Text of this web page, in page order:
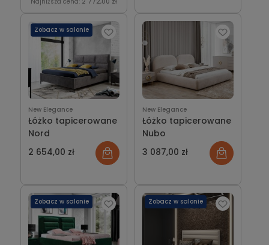
New Elegance
Łóżko tapicerowane
Nord
2 654,00 zł
Zobacz w salonie
New Elegance
Łóżko tapicerowane
Nubo
3 087,00 zł
Zobacz w salonie Zobacz w salonie